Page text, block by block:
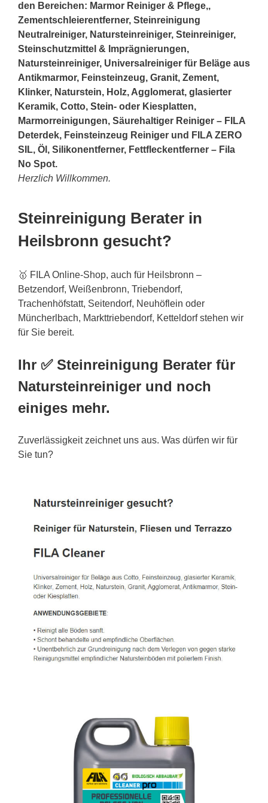
den Bereichen: Marmor Reiniger & Pflege,,
Zementschleierentferner, Steinreinigung
Neutralreiniger, Natursteinreiniger, Steinreiniger,
Steinschutzmittel & Imprägnierungen,
Natursteinreiniger, Universalreiniger für Beläge aus
Antikmarmor, Feinsteinzeug, Granit, Zement,
Klinker, Naturstein, Holz, Agglomerat, glasierter
Keramik, Cotto, Stein- oder Kiesplatten,
Marmorreinigungen, Säurehaltiger Reiniger – FILA
Deterdek, Feinsteinzeug Reiniger und FILA ZERO
SIL, Öl, Silikonentferner, Fettfleckentferner – Fila
No Spot.
Herzlich Willkommen.
Steinreinigung Berater in
Heilsbronn gesucht?
🥇 FILA Online-Shop, auch für Heilsbronn –
Betzendorf, Weißenbronn, Triebendorf,
Trachenhöfstatt, Seitendorf, Neuhöflein oder
Müncherlbach, Markttriebendorf, Ketteldorf stehen wir
für Sie bereit.
Ihr ✅ Steinreinigung Berater für
Natursteinreiniger und noch
einiges mehr.
Zuverlässigkeit zeichnet uns aus. Was dürfen wir für
Sie tun?